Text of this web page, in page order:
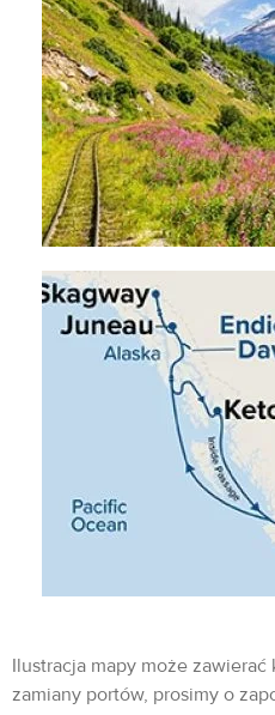
Ilustracja mapy może
zamiany portów, prosimy o